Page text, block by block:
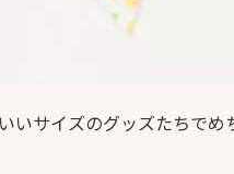
サイズのグッズたちで